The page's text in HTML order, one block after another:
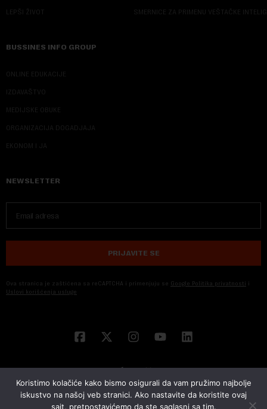
LEPŠI ŽIVOT SMERNICE ZA PRIMENU VEŠTAČKE
BUSSINES INFO GROUP
ONLINE EDUKACIJE
IZDAVAŠTVO
MEDIJSKE OBUKE
ORGANIZACIJA DOGADJAJA
EKONOM I JA
NEWSLETTER
PRIJAVITE SE
Ova stranica je zaštićena sa reCAPTCHA i primenjuju se Google Politika privatnosti i
Uslovi korišćenja usluge
Koristimo kolačiće kako bismo osigurali da vam pružimo najbolje
iskustvo na našoj veb stranici. Ako nastavite da koristite ovaj
sajt, pretpostavićemo da ste saglasni sa tim.